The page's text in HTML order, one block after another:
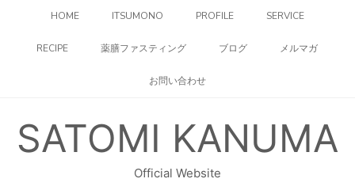
HOME ITSUMONO PROFILE SERVICE
RECIPE 薬膳ファスティング ブログ メルマガ
お問い合わせ
SATOMI KANUMA
Official Website